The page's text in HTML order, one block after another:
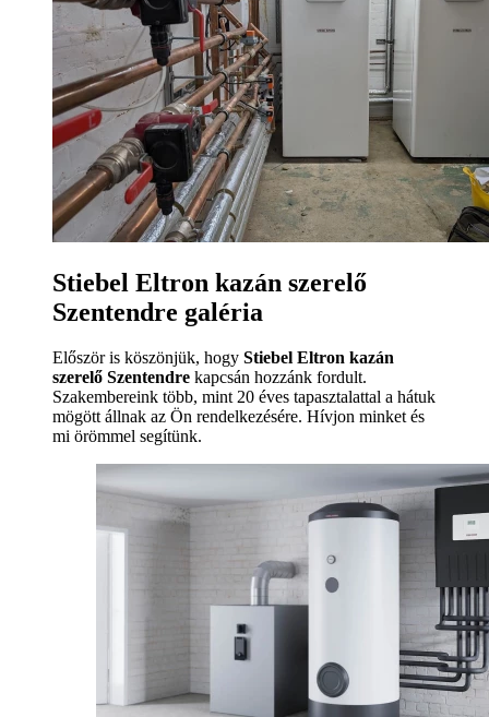
Stiebel Eltron kazán szerelő
Szentendre galéria
Először is köszönjük, hogy Stiebel Eltron kazán
szerelő Szentendre kapcsán hozzánk fordult.
Szakembereink több, mint 20 éves tapasztalattal a hátuk
mögött állnak az Ön rendelkezésére. Hívjon minket és
mi örömmel segítünk.